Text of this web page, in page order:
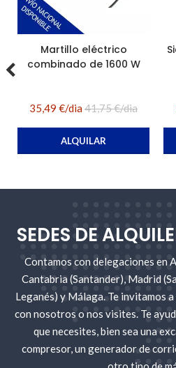
Martillo eléctrico
combinado de 1600 W
35,49 €/dia41,75 €/dia
ALQUILAR
SEDES DE
Contamos con delegaciones en
Cantabria (Santander), Madrid
Leganés) y Málaga. Te invitamos
con nosotros o nos visites. Te
que necesites, bien sea una
compresor, un generador de